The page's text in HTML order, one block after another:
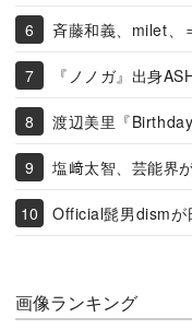
斉藤和義、milet、
『ノノガ』出身
渡辺美里『
塩﨑太智、芸能界
Official髭男dismが
画像ランキング